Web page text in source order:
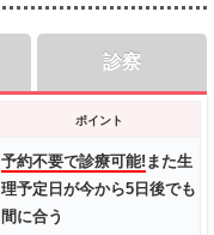
ポイント
予約不要で診療可能! また生
理予定日が今から5日後でも
間に合う
診察